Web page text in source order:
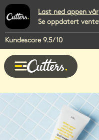
Last ned appen vår
Se oppdatert
Kundescore 9.5/10